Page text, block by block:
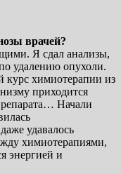
врачей?
Я сдал анализы,
удалению опухоли.
курс химиотерапии из
приходится
Начали
удавалось
химиотерапиями,
энергией и